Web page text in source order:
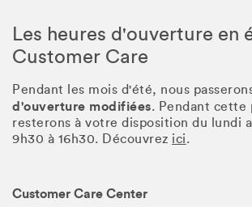
Les heures d'ouverture en
Customer Care
Pendant les mois d'été, nous
d'ouverture modifiées. Pendant cette
resterons à votre disposition du lundi
9h30 à 16h30. Découvrez ici.
Customer Care Center